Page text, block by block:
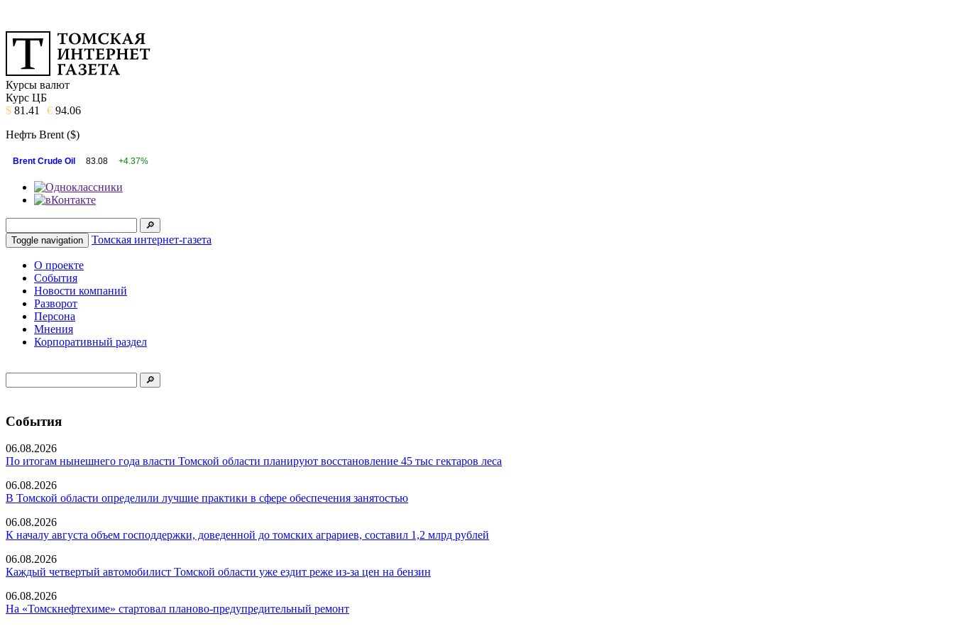
Курсы валют
Курс ЦБ
$ 81.41 € 94.06
Нефть Brent ($)
Brent Crude Oil 83.08 +4.37%
Toggle navigation Томская интернет-газета
О проекте
События
Новости компаний
Разворот
Персона
Мнения
Корпоративный раздел
События
06.08.2026
По итогам нынешнего года власти Томской области планируют восстановление 45 тыс гектаров леса
06.08.2026
В Томской области определили лучшие практики в сфере обеспечения занятостью
06.08.2026
К началу августа объем господдержки, доведенной до томских аграриев, составил 1,2 млрд рублей
06.08.2026
Каждый четвертый автомобилист Томской области уже ездит реже из-за цен на бензин
06.08.2026
На «Томскнефтехиме» стартовал планово-предупредительный ремонт